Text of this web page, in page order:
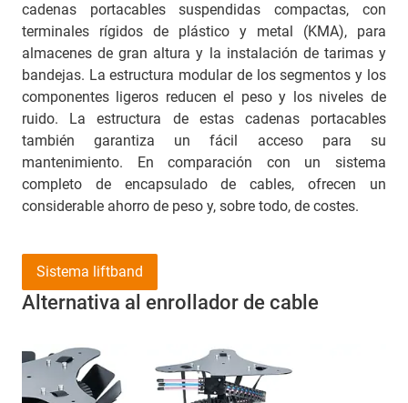
cadenas portacables suspendidas compactas, con
terminales rígidos de plástico y metal (KMA), para
almacenes de gran altura y la instalación de tarimas y
bandejas. La estructura modular de los segmentos y los
componentes ligeros reducen el peso y los niveles de
ruido. La estructura de estas cadenas portacables
también garantiza un fácil acceso para su
mantenimiento. En comparación con un sistema
completo de encapsulado de cables, ofrecen un
considerable ahorro de peso y, sobre todo, de costes.
Alternativa al enrollador de cable
Sistema liftband